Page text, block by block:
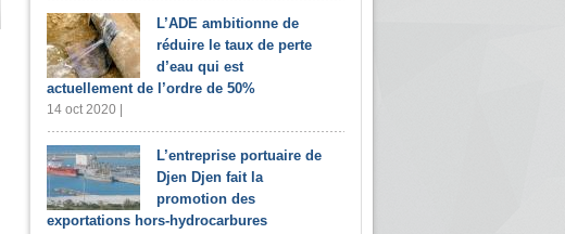
L’ADE ambitionne de
réduire le taux de perte
d’eau qui est
actuellement de l’ordre de 50%
14 oct 2020 |
L’entreprise portuaire de
Djen Djen fait la
promotion des
exportations hors-hydrocarbures